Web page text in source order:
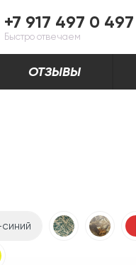
+7 917 497 0 497
Быстро отвечаем
ОТЗЫВЫ